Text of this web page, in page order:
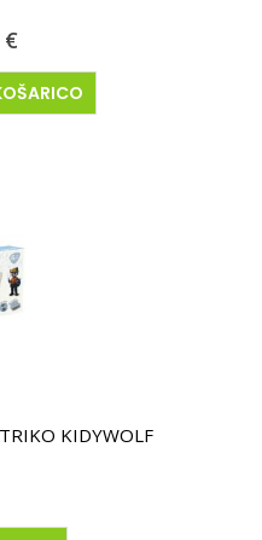
€
KIDYWOLF